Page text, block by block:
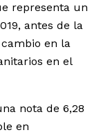
representa un
antes de la
en la
en el
nota de 6,28
en